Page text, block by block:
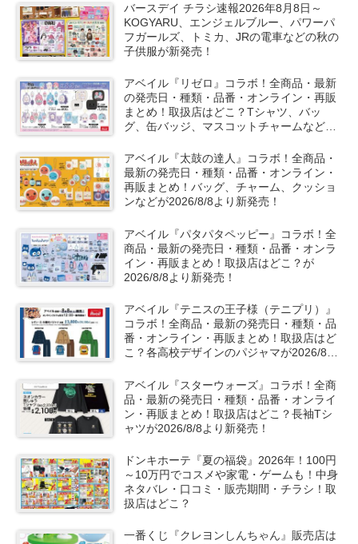
バースデイ チラシ速報2026年8月8日～
KOGYARU、エンジェルブルー、パワーパ
フガールズ、トミカ、JRの電車などの秋の
子供服が新発売！
アベイル『リゼロ』コラボ！全商品・最新
の発売日・種類・品番・オンライン・再販
まとめ！取扱店はどこ？Tシャツ、バッ
グ、缶バッジ、マスコットチャームなどが
アベイル『太鼓の達人』コラボ！全商品・
最新の発売日・種類・品番・オンライン・
再販まとめ！バッグ、チャーム、クッショ
ンなどが2026/8/8より新発売！
アベイル『パタパタペッピー』コラボ！全
商品・最新の発売日・種類・品番・オンラ
イン・再販まとめ！取扱店はどこ？が
2026/8/8より新発売！
アベイル『テニスの王子様（テニプリ）』
コラボ！全商品・最新の発売日・種類・品
番・オンライン・再販まとめ！取扱店はど
こ？各高校デザインのパジャマが2026/8/8
アベイル『スターウォーズ』コラボ！全商
品・最新の発売日・種類・品番・オンライ
ン・再販まとめ！取扱店はどこ？長袖Tシ
ャツが2026/8/8より新発売！
ドンキホーテ『夏の福袋』2026年！100円
～10万円でコスメや家電・ゲームも！中身
ネタバレ・口コミ・販売期間・チラシ！取
扱店はどこ？
一番くじ『クレヨンしんちゃん』販売店は